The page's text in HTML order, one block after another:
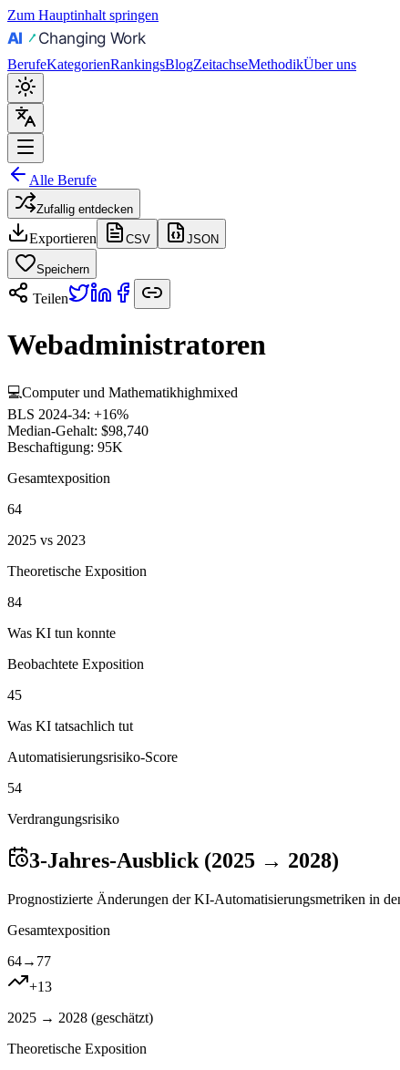
Zum Hauptinhalt springen
BerufeKategorienRankingsBlogZeitachseMethodikÜber uns
Alle Berufe
Zufallig entdecken
Exportieren CSV JSON
Speichern
Teilen
Webadministratoren
💻Computer und Mathematikhighmixed
BLS 2024-34: +16%
Median-Gehalt: $98,740
Beschaftigung: 95K
Gesamtexposition
64
2025 vs 2023
Theoretische Exposition
84
Was KI tun konnte
Beobachtete Exposition
45
Was KI tatsachlich tut
Automatisierungsrisiko-Score
54
Verdrangungsrisiko
3-Jahres-Ausblick (2025 → 2028)
Prognostizierte Änderungen der KI-Automatisierungsmetriken in
Gesamtexposition
64→ 77
+13
2025 → 2028 (geschätzt)
Theoretische Exposition